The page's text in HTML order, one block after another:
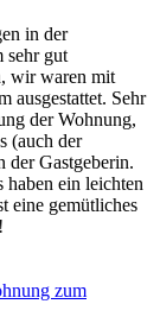
in der
sehr gut
wir waren mit
ausgestattet. Sehr
der Wohnung,
(auch der
der Gastgeberin.
ein leichten
eine gemütliches
zum